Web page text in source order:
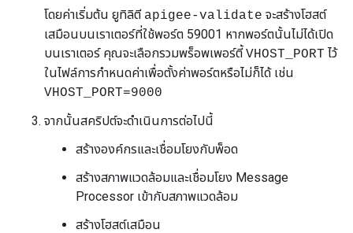
โดยค่าเริ่มต้น ยูทิลิตี apigee-validate จะสร้างโฮสต์
เสมือนบนเราเตอร์ที่ใช้พอร์ต 59001 หากพอร์ตนั้นไม่ได้เปิด
บนเราเตอร์ คุณจะเลือกรวมพร็อพเพอร์ตี้VHOST_PORT ไว้
ในไฟล์การกำหนดค่าเพื่อตั้งค่าพอร์ตหรือไม่ก็ได้ เช่น
VHOST_PORT=9000
จากนั้นสคริปต์จะดำเนินการต่อไปนี้
สร้างองค์กรและเชื่อมโยงกับพ็อด
สร้างสภาพแวดล้อมและเชื่อมโยง Message
Processor เข้ากับสภาพแวดล้อม
สร้างโฮสต์เสมือน